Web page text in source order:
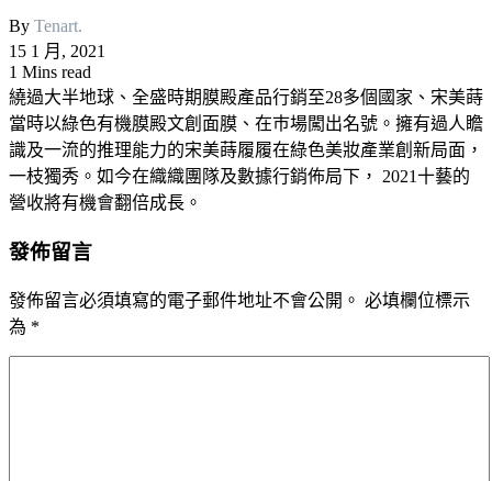
By Tenart.
15 1 月, 2021
1 Mins read
繞過大半地球、全盛時期膜殿產品行銷至28多個國家、宋美蒔
當時以綠色有機膜殿文創面膜、在巿場闖出名號。擁有過人瞻
識及一流的推理能力的宋美蒔履履在綠色美妝產業創新局面，
一枝獨秀。如今在織織團隊及數據行銷佈局下， 2021十藝的
營收將有機會翻倍成長。
發佈留言
發佈留言必須填寫的電子郵件地址不會公開。 必填欄位標示
為 *